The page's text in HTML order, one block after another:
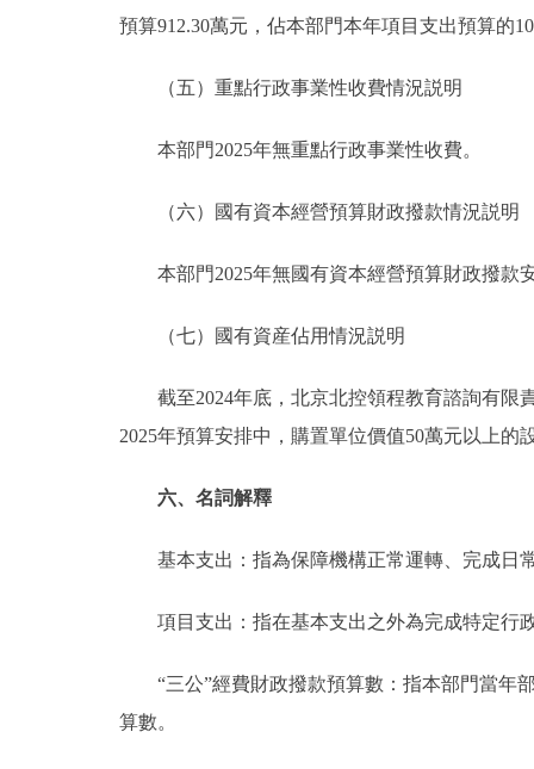
預算912.30萬元，佔本部門本年項目支出預算的
（五）重點行政事業性收費情況説明
本部門2025年無重點行政事業性收費。
（六）國有資本經營預算財政撥款情況説明
本部門2025年無國有資本經營預算財政撥款
（七）國有資産佔用情況説明
截至2024年底，北京北控領程教育諮詢有限責
2025年預算安排中，購置單位價值50萬元以上的
六、名詞解釋
基本支出：指為保障機構正常運轉、完成日
項目支出：指在基本支出之外為完成特定行
“三公”經費財政撥款預算數：指本部門當年部
算數。